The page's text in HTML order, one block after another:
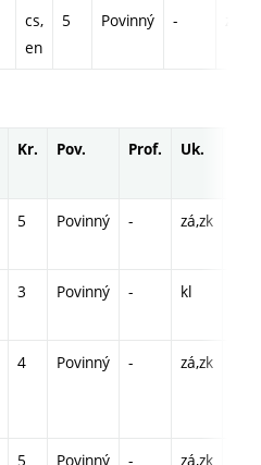
cs,
en
5 Povinný -
Kr. Pov. Prof. Uk.
5 Povinný - zá,zk
3 Povinný - kl
4 Povinný - zá,zk
5 Povinný - zá,zk